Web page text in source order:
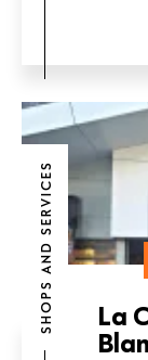
SHOPS AND SERVICES
La